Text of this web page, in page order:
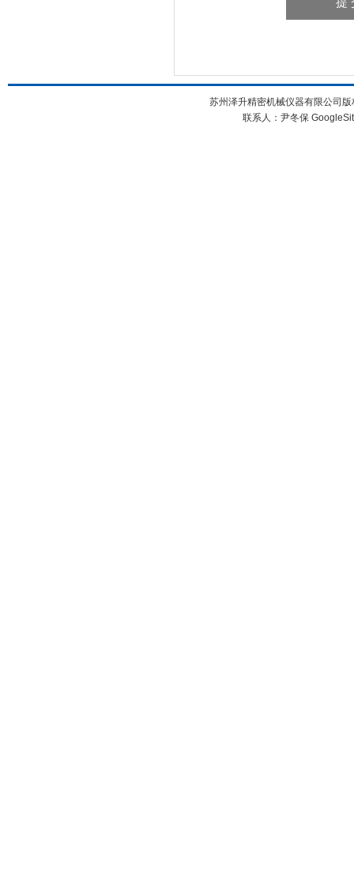
苏州泽升精密机械仪器有限公司
联系人：尹冬保